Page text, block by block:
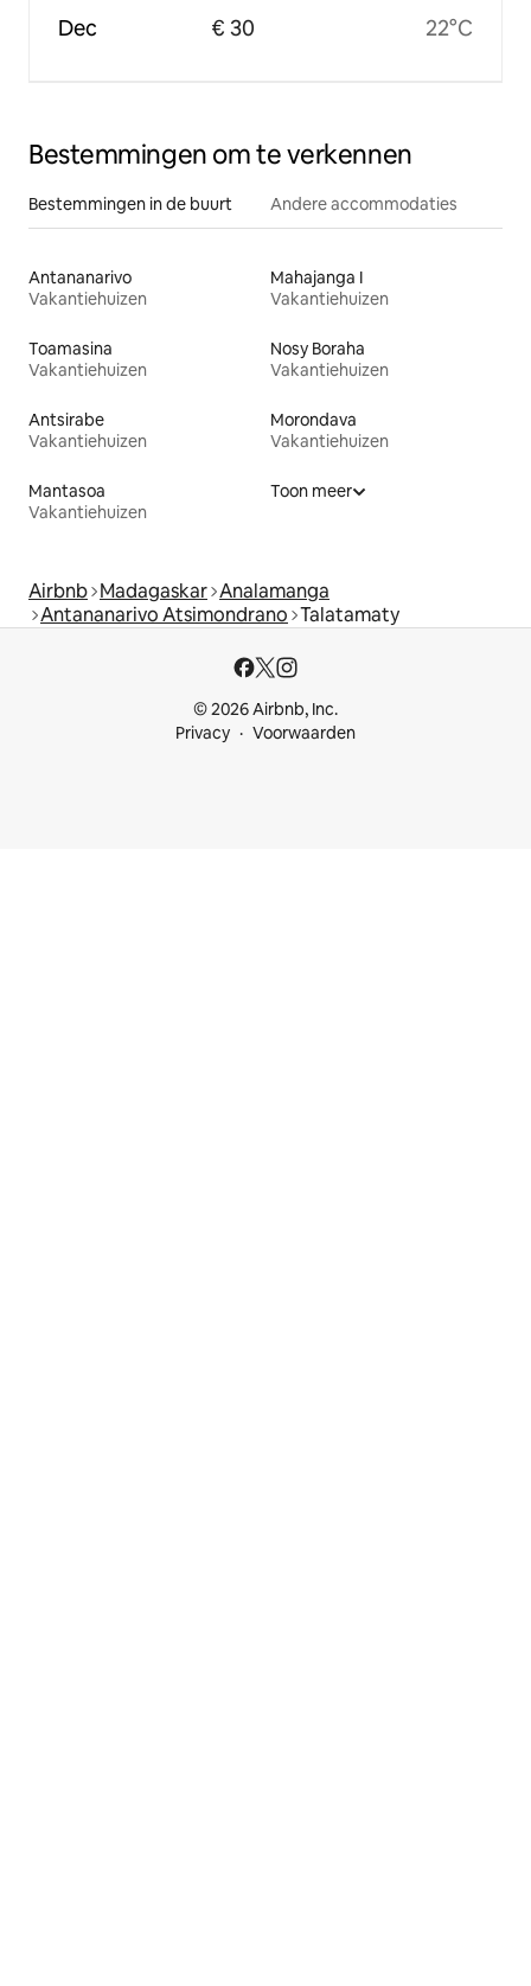
Dec € 30 22°C
Bestemmingen om te verkennen
Bestemmingen in de buurt Andere accommodaties
Antananarivo
Vakantiehuizen
Mahajanga I
Vakantiehuizen
Toamasina
Vakantiehuizen
Nosy Boraha
Vakantiehuizen
Antsirabe
Vakantiehuizen
Morondava
Vakantiehuizen
Mantasoa
Vakantiehuizen
Toon meer
Airbnb Madagaskar Analamanga
Antananarivo Atsimondrano Talatamaty
© 2026 Airbnb, Inc.
Privacy
Voorwaarden